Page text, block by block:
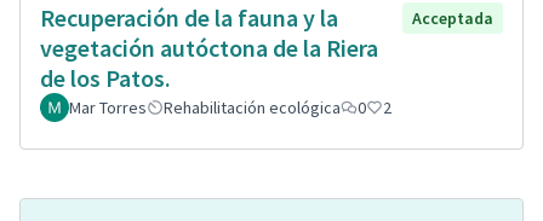
Recuperación de la fauna y la
vegetación autóctona de la Riera
de los Patos.
Acceptada
Mar Torres Rehabilitación ecológica 0 2